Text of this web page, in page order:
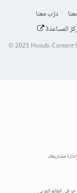
درّب معنا
المساعدة
© 2025Hsoub.